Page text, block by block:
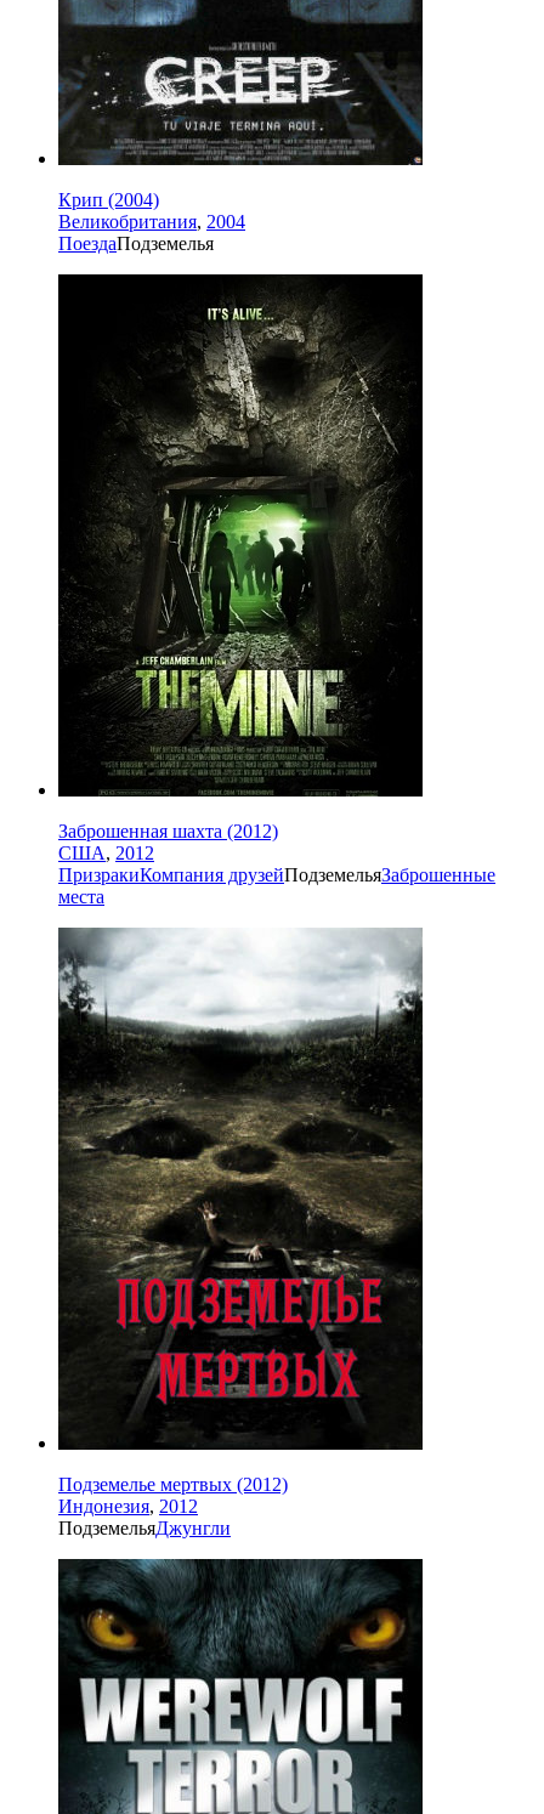
Крип (2004)
Великобритания, 2004
ПоездаПодземелья
Заброшенная шахта (2012)
США, 2012
ПризракиКомпания друзейПодземельяЗаброшенные
места
Подземелье мертвых (2012)
Индонезия, 2012
ПодземельяДжунгли